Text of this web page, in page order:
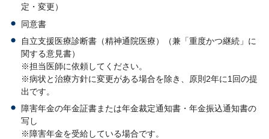
定・変更）
同意書
自立支援医療診断書（精神通院医療）（兼「重度かつ継続」に
関する意見書）
※担当医師に依頼してください。
※病状と治療方針に変更がある場合を除き、原則2年に1回の提
出です。
障害年金の年金証書または年金裁定通知書・年金振込通知書の
写し
※障害年金を受給している場合です。